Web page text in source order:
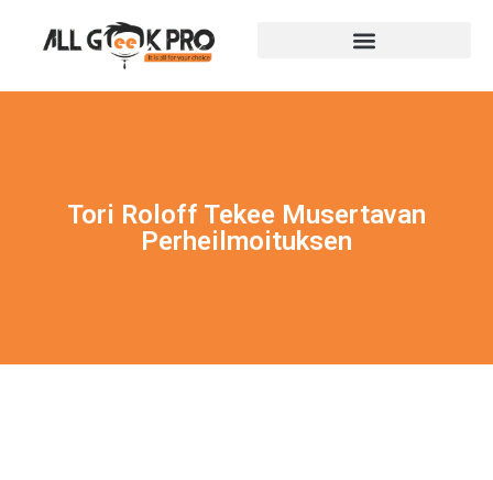
Tori Roloff Tekee Musertavan
Perheilmoituksen